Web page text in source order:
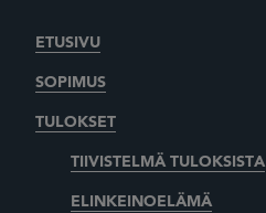
ETUSIVU
SOPIMUS
TULOKSET
TIIVISTELMÄ TULOKSISTA
ELINKEINOELÄMÄ